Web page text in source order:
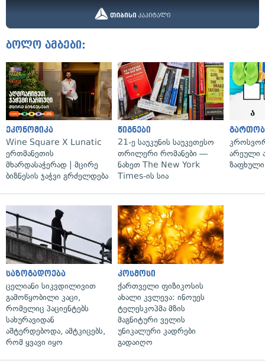
ბოლო ამბები:
ეკონომიკა
Wine Square X Lunatic
ერთმანეთის
მხარდასაჭერად | მცირე
ბიზნესის ჯაჭვი გრძელდება
წიგნები
21-ე საუკუნის საუკეთესო
თრილერი რომანები —
ნახეთ The New York
Times-ის სია
არეული
საზოგადოება
ცელიანი სიკვდილივით
გამოწყობილი კაცი,
რომელიც პაციენტებს
სახურავიდან
აშტერდებოდა, ამტკიცებს,
რომ ყვავი იყო
კოსმოსი
ქართველი ფიზიკოსის
ახალი კვლევა: ინოუეს
ტელესკოპმა მზის
მაგნიტური ველის
უნიკალური კადრები
გადაიღო